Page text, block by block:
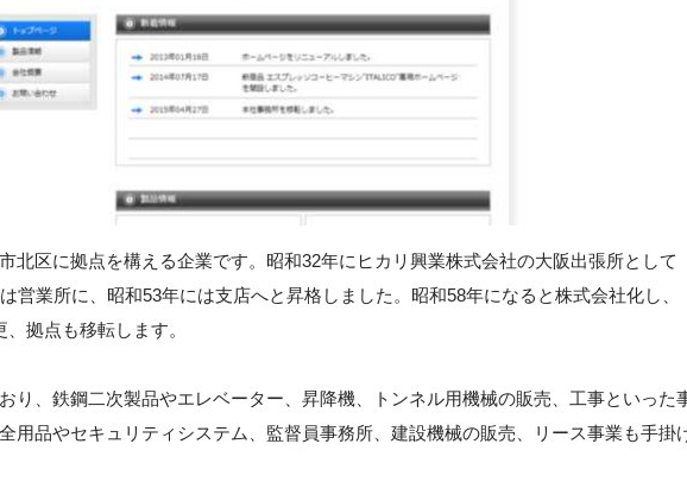
北区に拠点を構える企業です。昭和32年にヒカリ興業株式会社の大阪出張所として
営業所に、昭和53年には支店へと昇格しました。昭和58年になると株式会社化し、
拠点も移転します。
り、鉄鋼二次製品やエレベーター、昇降機、トンネル用機械の販売、工事といった
用品やセキュリティシステム、監督員事務所、建設機械の販売、リース事業も手掛